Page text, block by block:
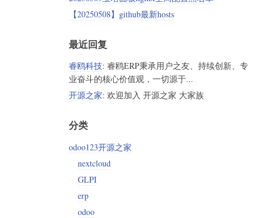
【20250508】github最新hosts
最近回复
睿鸥科技: 睿鸥ERP秉承用户之友、持续创新、专
业奋斗的核心价值观，一切源于...
开源之家: 欢迎加入 开源之家 大家族
分类
odoo123开源之家
nextcloud
GLPI
erp
odoo